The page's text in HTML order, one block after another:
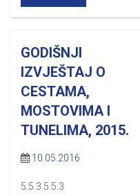
GODIŠNJI
IZVJEŠTAJ O
CESTAMA,
MOSTOVIMA I
TUNELIMA, 2015.
10.05.2016
5.5.3 5.5.3